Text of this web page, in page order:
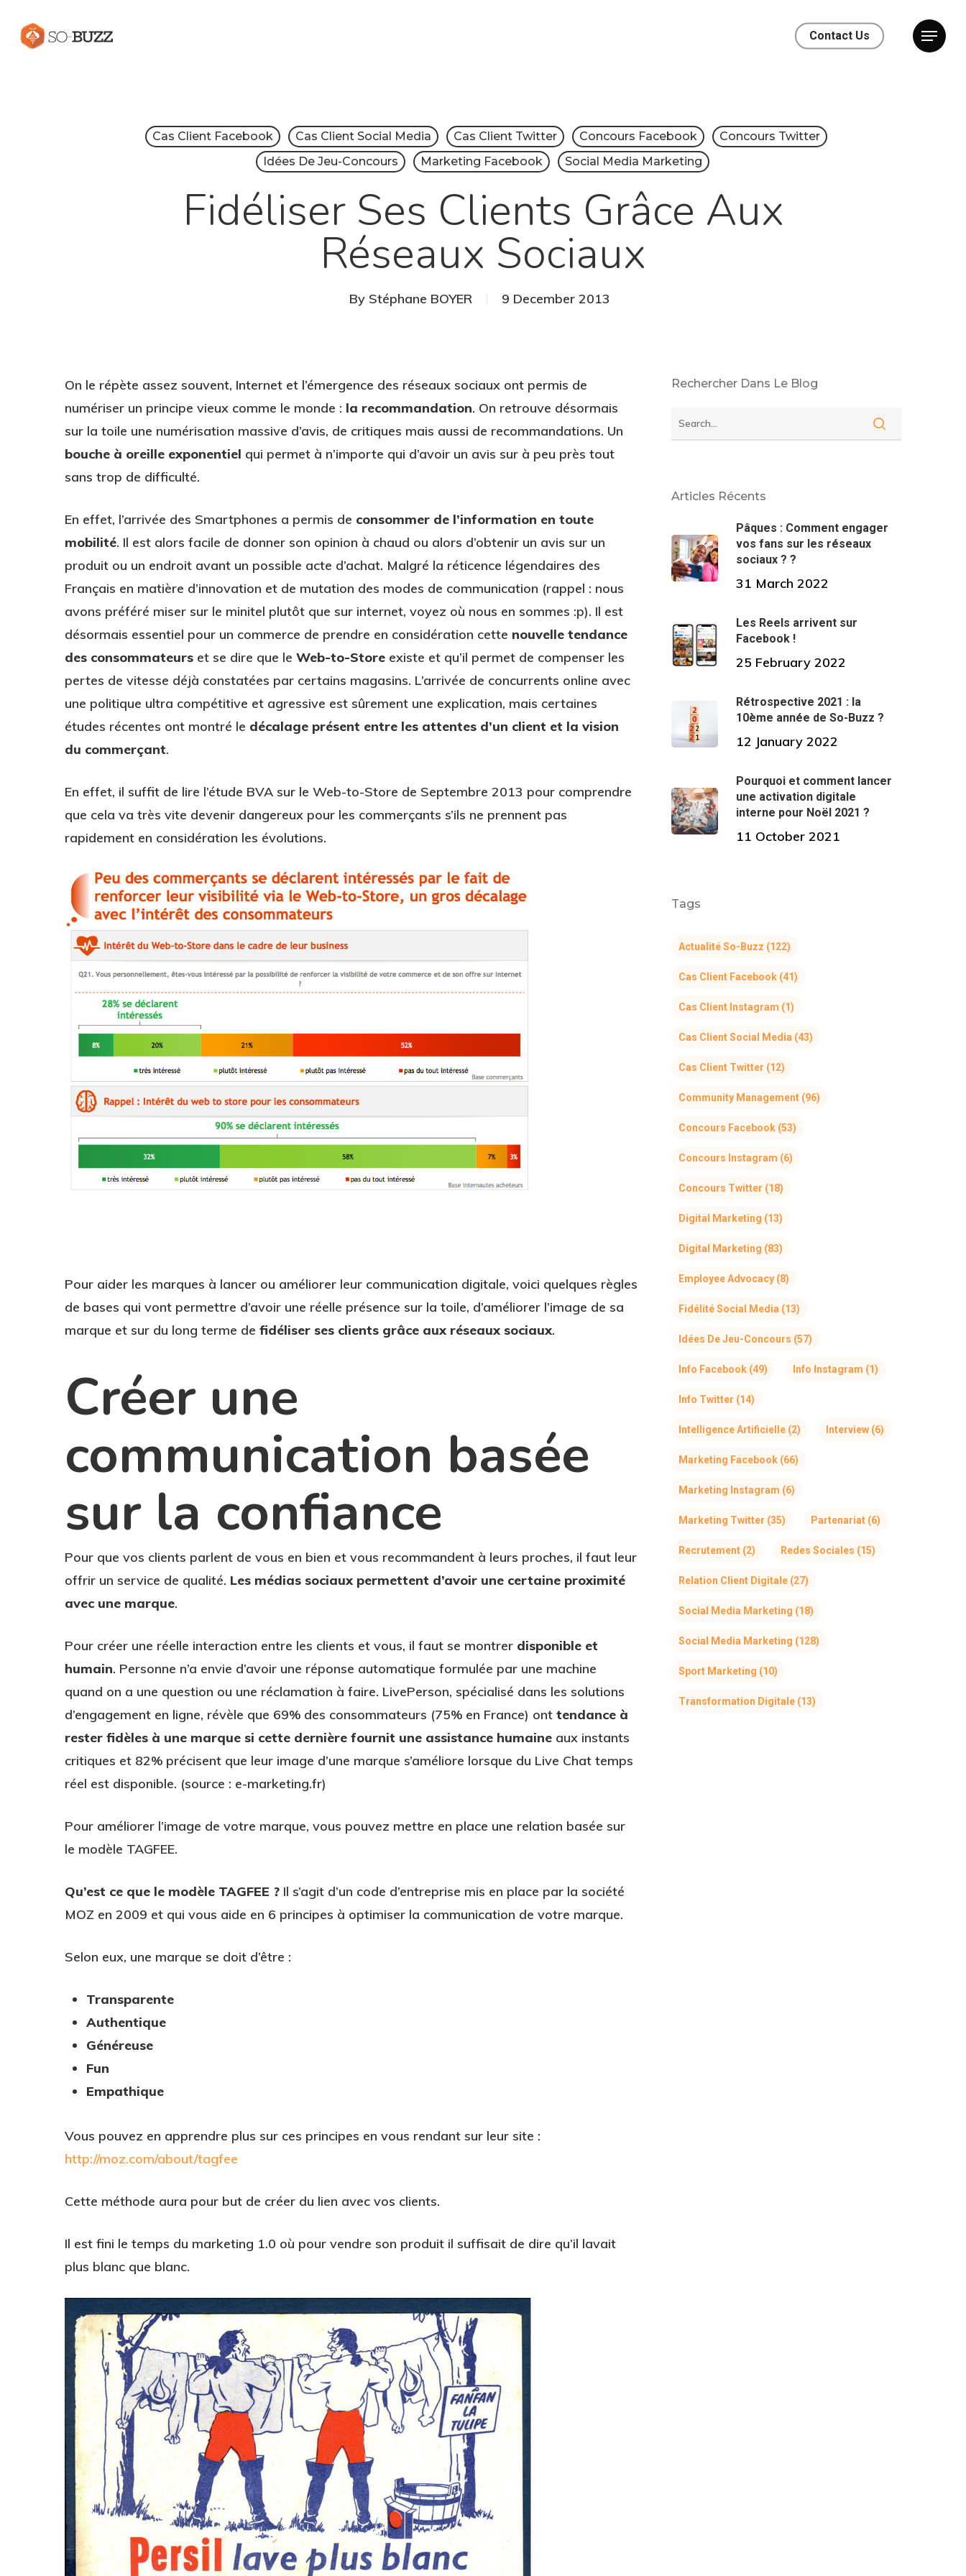
Contact Us
Cas Client Facebook Cas Client Social Media Cas Client Twitter Concours Facebook
Concours Twitter
Idées De Jeu-Concours
Marketing Facebook Social Media Marketing
Fidéliser Ses Clients Grâce Aux
Réseaux Sociaux
By Stéphane BOYER 9 December 2013
On le répète assez souvent, Internet et l’émergence des réseaux sociaux ont permis de
numériser un principe vieux comme le monde : la recommandation. On retrouve désormais
sur la toile une numérisation massive d’avis, de critiques mais aussi de recommandations. Un
bouche à oreille exponentiel qui permet à n’importe qui d’avoir un avis sur à peu près tout
sans trop de difficulté.
En effet, l’arrivée des Smartphones a permis de consommer de l’information en toute
mobilité. Il est alors facile de donner son opinion à chaud ou alors d’obtenir un avis sur un
produit ou un endroit avant un possible acte d’achat. Malgré la réticence légendaires des
Français en matière d’innovation et de mutation des modes de communication (rappel : nous
avons préféré miser sur le minitel plutôt que sur internet, voyez où nous en sommes :p). Il est
désormais essentiel pour un commerce de prendre en considération cette nouvelle tendance
des consommateurs et se dire que le Web-to-Store existe et qu’il permet de compenser les
pertes de vitesse déjà constatées par certains magasins. L’arrivée de concurrents online avec
une politique ultra compétitive et agressive est sûrement une explication, mais certaines
études récentes ont montré le décalage présent entre les attentes d’un client et la vision
du commerçant.
En effet, il suffit de lire l’étude BVA sur le Web-to-Store de Septembre 2013 pour comprendre
que cela va très vite devenir dangereux pour les commerçants s’ils ne prennent pas
rapidement en considération les évolutions.
Pour aider les marques à lancer ou améliorer leur communication digitale, voici quelques règles
de bases qui vont permettre d’avoir une réelle présence sur la toile, d’améliorer l’image de sa
marque et sur du long terme de fidéliser ses clients grâce aux réseaux sociaux.
Créer une
communication basée
sur la confiance
Pour que vos clients parlent de vous en bien et vous recommandent à leurs proches, il faut leur
offrir un service de qualité. Les médias sociaux permettent d’avoir une certaine proximité
avec une marque.
Pour créer une réelle interaction entre les clients et vous, il faut se montrer disponible et
humain. Personne n’a envie d’avoir une réponse automatique formulée par une machine
quand on a une question ou une réclamation à faire. LivePerson, spécialisé dans les solutions
d’engagement en ligne, révèle que 69% des consommateurs (75% en France) ont tendance à
rester fidèles à une marque si cette dernière fournit une assistance humaine aux instants
critiques et 82% précisent que leur image d’une marque s’améliore lorsque du Live Chat temps
réel est disponible. (source : e-marketing.fr)
Pour améliorer l’image de votre marque, vous pouvez mettre en place une relation basée sur
le modèle TAGFEE.
Qu’est ce que le modèle TAGFEE ? Il s’agit d’un code d’entreprise mis en place par la société
MOZ en 2009 et qui vous aide en 6 principes à optimiser la communication de votre marque.
Selon eux, une marque se doit d’être :
Transparente
Authentique
Généreuse
Fun
Empathique
Vous pouvez en apprendre plus sur ces principes en vous rendant sur leur site :
http://moz.com/about/tagfee
Cette méthode aura pour but de créer du lien avec vos clients.
Il est fini le temps du marketing 1.0 où pour vendre son produit il suffisait de dire qu’il lavait
plus blanc que blanc.
Rechercher Dans Le Blog
Articles Récents
Pâques : Comment engager
vos fans sur les réseaux
sociaux ? ?
31 March 2022
Les Reels arrivent sur
Facebook !
25 February 2022
Rétrospective 2021 : la
10ème année de So-Buzz ?
12 January 2022
Pourquoi et comment lancer
une activation digitale
interne pour Noël 2021 ?
11 October 2021
Tags
Actualité So-Buzz (122)
Cas Client Facebook(41)
Cas Client Instagram (1)
Cas Client Social Media (43)
Cas Client Twitter (12)
Community Management(96)
Concours Facebook(53)
Concours Instagram (6)
Concours Twitter (18)
Digital Marketing (13)
Digital Marketing (83)
Employee Advocacy(8)
Fidélité Social Media (13)
Idées De Jeu-Concours (57)
Info Facebook(49) Info Instagram (1)
Info Twitter (14)
Intelligence Artificielle(2) Interview(6)
Marketing Facebook(66)
Marketing Instagram (6)
Marketing Twitter (35) Partenariat(6)
Recrutement(2) Redes Sociales (15)
Relation Client Digitale(27)
Social Media Marketing (18)
Social Media Marketing (128)
Sport Marketing (10)
Transformation Digitale(13)